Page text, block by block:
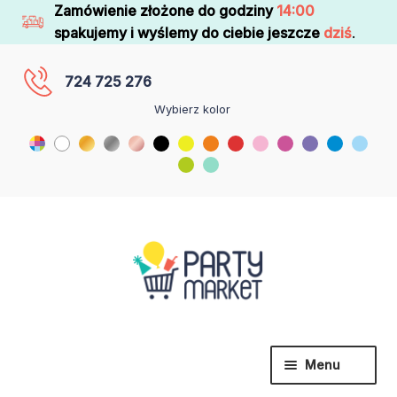
Zamówienie złożone do godziny 14:00
spakujemy i wyślemy do ciebie jeszcze dziś.
724 725 276
Wybierz kolor
Menu